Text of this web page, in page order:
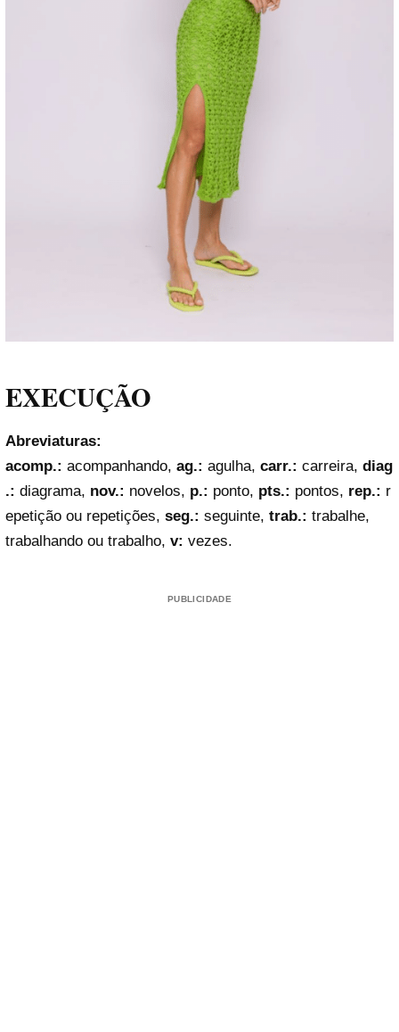
EXECUÇÃO
Abreviaturas:
acomp.: acompanhando, ag.: agulha, carr.: carreira, diag
.: diagrama, nov.: novelos, p.: ponto, pts.: pontos, rep.: r
epetição ou repetições, seg.: seguinte, trab.: trabalhe,
trabalhando ou trabalho, v: vezes.
PUBLICIDADE